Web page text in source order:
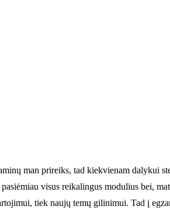
man prireiks, tad kiekvienam dalykui
visus reikalingus modulius bei,
tiek naujų temų gilinimui. Tad į